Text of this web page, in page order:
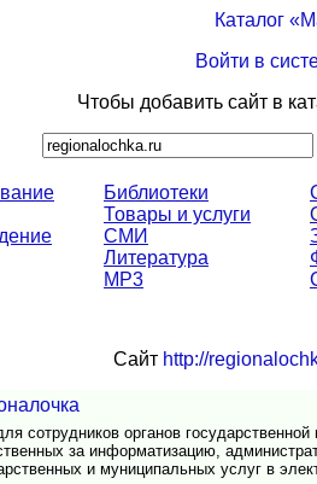
Каталог
Войти в
Чтобы добавить сайт в
Библиотеки
Товары и услуги
СМИ
Литература
MP3
Сайт http://
сотрудников органов
за информатизацию,
и муниципальных услуг в